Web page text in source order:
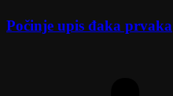
Počinje upis đaka prvaka